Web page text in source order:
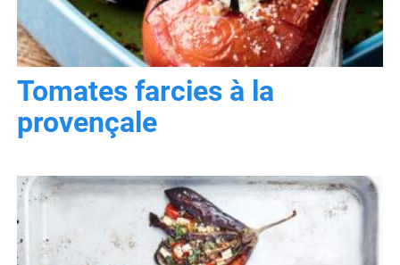
Tomates farcies à la
provençale